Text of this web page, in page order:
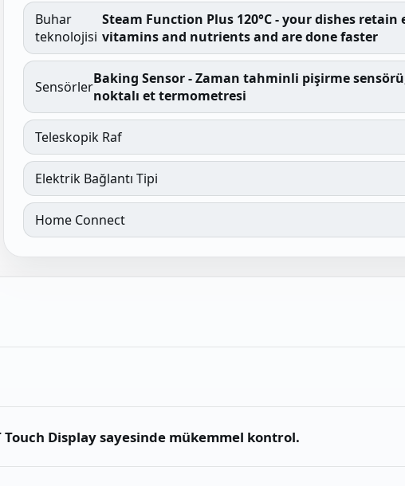
Buhar
teknolojisi
Steam Function Plus 120°C - your dishes
vitamins and nutrients and are done faster
SensörlerBaking Sensor - Zaman tahminli pişirme
noktalı et termometresi
Teleskopik Raf
Elektrik Bağlantı Tipi
Home Connect
Touch Display sayesinde mükemmel kontrol.